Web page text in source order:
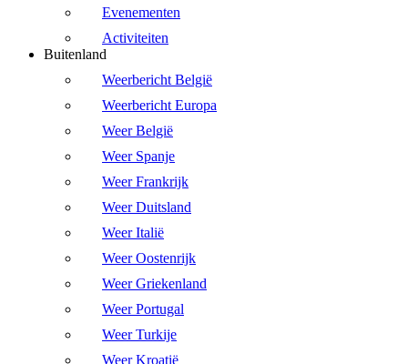
Evenementen
Activiteiten
Buitenland
Weerbericht België
Weerbericht Europa
Weer België
Weer Spanje
Weer Frankrijk
Weer Duitsland
Weer Italië
Weer Oostenrijk
Weer Griekenland
Weer Portugal
Weer Turkije
Weer Kroatië